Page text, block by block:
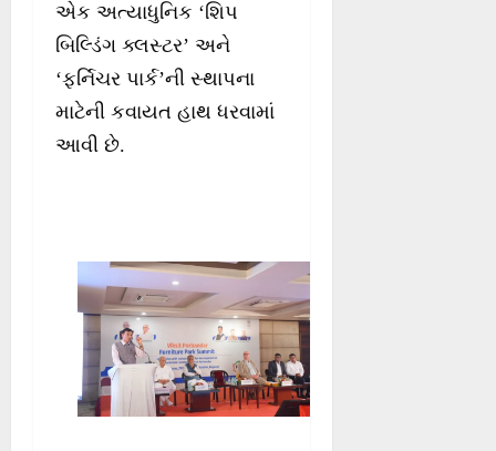
એક અત્યાધુનિક ‘શિપ
બિલ્ડિંગ ક્લસ્ટર’ અને
‘ફર્નિચર પાર્ક’ની સ્થાપના
માટેની કવાયત હાથ ધરવામાં
આવી છે.